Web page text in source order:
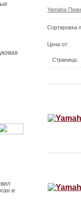
и
Yamaha
Сортировка
Цена от:
Страница: